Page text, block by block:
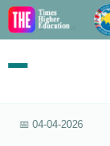
📅 04-04-2026